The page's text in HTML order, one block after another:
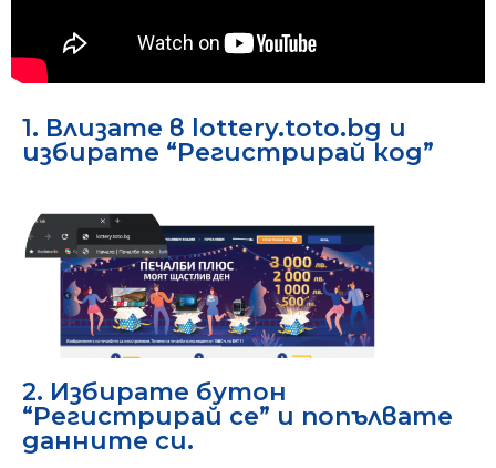
1. Влизате в lottery.toto.bg и
избирате “Регистрирай код”
2. Избирате бутон
“Регистрирай се” и попълвате
данните си.